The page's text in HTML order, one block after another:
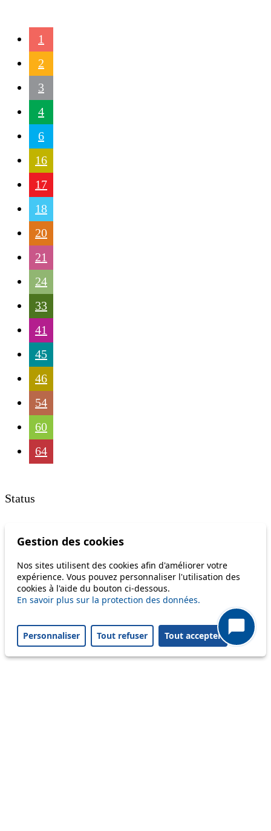
1
2
3
4
6
16
17
18
20
21
24
33
41
45
46
54
60
64
Status
Information
Disruption to come
Reset filters
Only lines affected by disruptions are listed above.
A question ? An observation ?
Gestion des cookies
Nos sites utilisent des cookies afin d'améliorer votre
expérience. Vous pouvez personnaliser l'utilisation des
cookies à l'aide du bouton ci-dessous.
En savoir plus sur la protection des données.
Personnaliser Tout refuser Tout accepter